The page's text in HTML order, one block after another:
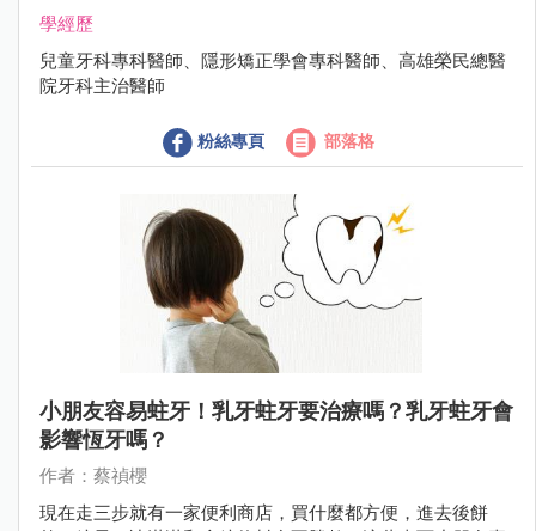
學經歷
兒童牙科專科醫師、隱形矯正學會專科醫師、高雄榮民總醫
院牙科主治醫師
粉絲專頁 部落格
小朋友容易蛀牙！乳牙蛀牙要治療嗎？乳牙蛀牙會
影響恆牙嗎？
作者：蔡禎櫻
現在走三步就有一家便利商店，買什麼都方便，進去後餅